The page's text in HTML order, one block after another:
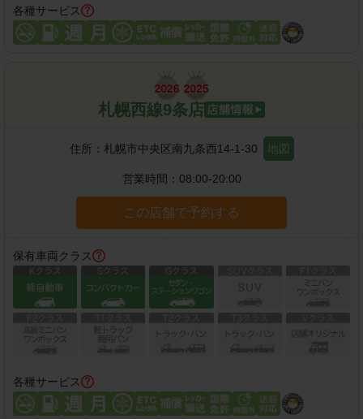
各種サービス
札幌西線9条店
住所： 札幌市中央区南九条西14-1-30 地図
営業時間： 08:00-20:00
この店舗で予約する
保有車両クラス
各種サービス